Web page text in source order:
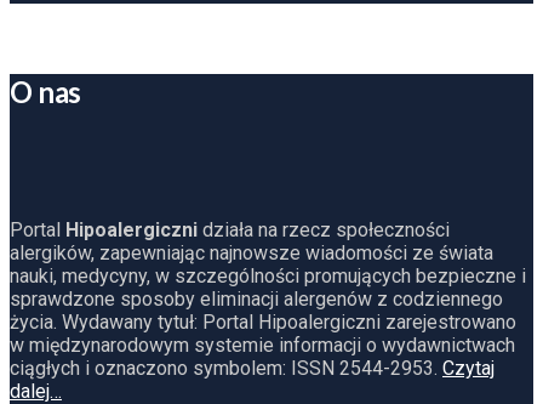
O nas
Portal Hipoalergiczni działa na rzecz społeczności
alergików, zapewniając najnowsze wiadomości ze świata
nauki, medycyny, w szczególności promujących bezpieczne i
sprawdzone sposoby eliminacji alergenów z codziennego
życia. Wydawany tytuł: Portal Hipoalergiczni zarejestrowano
w międzynarodowym systemie informacji o wydawnictwach
ciągłych i oznaczono symbolem: ISSN 2544-2953. Czytaj
dalej…